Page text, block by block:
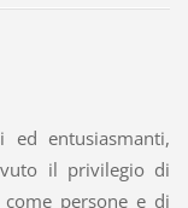
ed entusiasmanti,
il privilegio di
persone e di